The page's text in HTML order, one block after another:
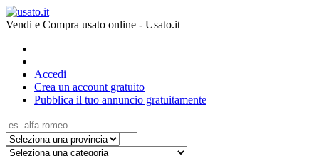
Vendi e Compra usato online - Usato.it
Accedi
Crea un account gratuito
Pubblica il tuo annuncio gratuitamente